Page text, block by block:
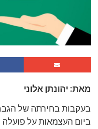
מאת: יהונתן אלוני
בעקבות בחירתה של
ביום העצמאות על פועלה